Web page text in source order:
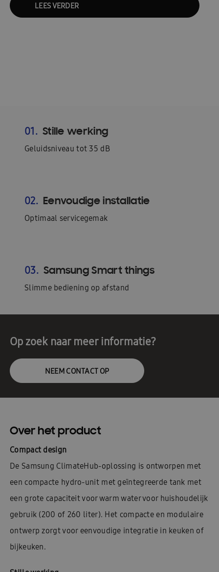
LEES VERDER
01. Stille werking
Geluidsniveau tot 35 dB
02. Eenvoudige installatie
Optimaal servicegemak
03. Samsung Smart things
Slimme bediening op afstand
Op zoek naar meer informatie?
NEEM CONTACT OP
Over het product
Compact design
De Samsung ClimateHub-oplossing is ontworpen met
een compacte hydro-unit met geïntegreerde tank met
een grote capaciteit voor warm water voor huishoudelijk
gebruik (200 of 260 liter). Het compacte en modulaire
ontwerp zorgt voor eenvoudige integratie in keuken of
bijkeuken.